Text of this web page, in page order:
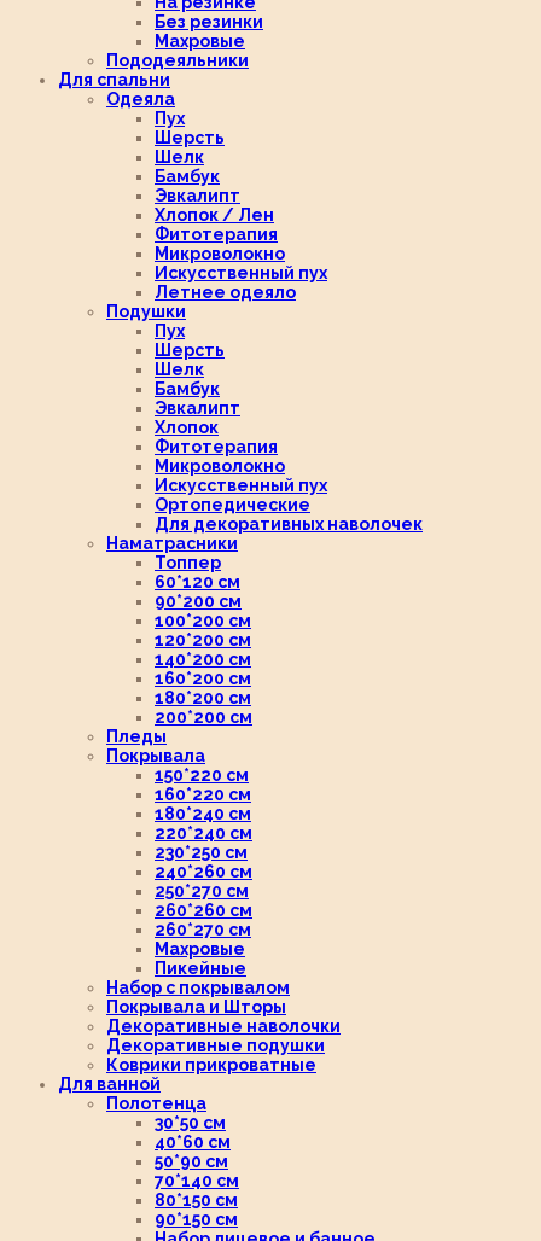
Без резинки
Махровые
Пододеяльники
Для спальни
Одеяла
Пух
Шерсть
Шелк
Бамбук
Эвкалипт
Хлопок / Лен
Фитотерапия
Микроволокно
Искусственный пух
Летнее одеяло
Подушки
Пух
Шерсть
Шелк
Бамбук
Эвкалипт
Хлопок
Фитотерапия
Микроволокно
Искусственный пух
Ортопедические
Для декоративных наволочек
Наматрасники
Топпер
60*120 см
90*200 см
100*200 см
120*200 см
140*200 см
160*200 см
180*200 см
200*200 см
Пледы
Покрывала
150*220 см
160*220 см
180*240 см
220*240 см
230*250 см
240*260 см
250*270 см
260*260 см
260*270 см
Махровые
Пикейные
Набор с покрывалом
Покрывала и Шторы
Декоративные наволочки
Декоративные подушки
Коврики прикроватные
Для ванной
Полотенца
30*50 см
40*60 см
50*90 см
70*140 см
80*150 см
90*150 см